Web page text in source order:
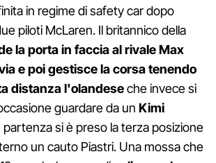
in regime di safety car dopo
piloti McLaren. Il britannico della
la porta in faccia al rivale Max
e poi gestisce la corsa tenendo
distanza l'olandeseche invece si
guardare da un Kimi
partenza si è preso la terza posizione
un cauto Piastri. Una mossa che